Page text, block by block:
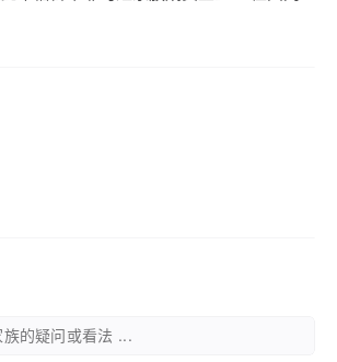
族的疑问或看法 ...